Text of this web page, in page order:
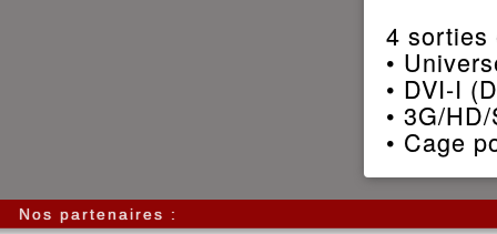
4 sorties
•
• DVI-I
• 3G/
• Cage
Nos partenaires :